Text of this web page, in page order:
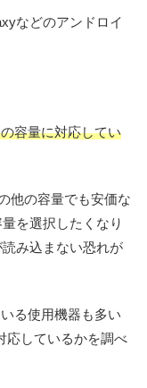
などのアンドロイ
容量に対応してい
他の容量でも安価な
を選択したくなり
み込まない恐れが
る使用機器も多い
応しているかを調べ